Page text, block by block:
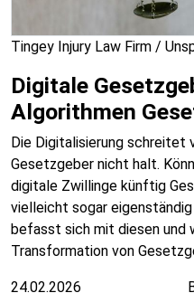
Tingey Injury Law Firm /
Digitale
Algorithmen
Die Digitalisierung schreitet
Gesetzgeber nicht halt.
digitale Zwillinge künftig
vielleicht sogar
befasst sich mit diesen und
Transformation von
24.02.2026